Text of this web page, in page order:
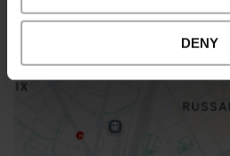
DENY
Cómo llegar